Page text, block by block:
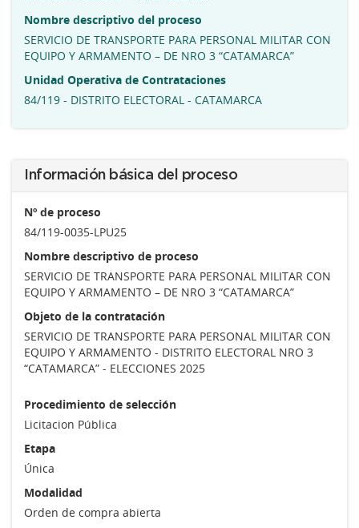
Nombre descriptivo del proceso
SERVICIO DE TRANSPORTE PARA PERSONAL MILITAR CON
EQUIPO Y ARMAMENTO – DE NRO 3 “CATAMARCA”
Unidad Operativa de Contrataciones
84/119 - DISTRITO ELECTORAL - CATAMARCA
Información básica del proceso
Nº de proceso
84/119-0035-LPU25
Nombre descriptivo de proceso
SERVICIO DE TRANSPORTE PARA PERSONAL MILITAR CON
EQUIPO Y ARMAMENTO – DE NRO 3 “CATAMARCA”
Objeto de la contratación
SERVICIO DE TRANSPORTE PARA PERSONAL MILITAR CON
EQUIPO Y ARMAMENTO - DISTRITO ELECTORAL NRO 3
“CATAMARCA” - ELECCIONES 2025
Procedimiento de selección
Licitacion Pública
Etapa
Única
Modalidad
Orden de compra abierta